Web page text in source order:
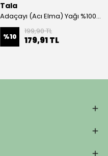
Tala
Adaçayı (Acı Elma) Yağı %100 Saf ve Doğal 10 ML
%10
199,90 TL
179,91 TL